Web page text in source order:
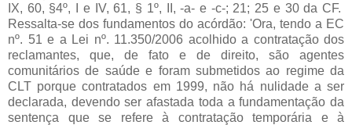
IX, 60, §4º, I e IV, 61, § 1º, II, -a- e -c-; 21; 25 e 30 da CF.
Ressalta-se dos fundamentos do acórdão: 'Ora, tendo a EC
nº. 51 e a Lei nº. 11.350/2006 acolhido a contratação dos
reclamantes, que, de fato e de direito, são agentes
comunitários de saúde e foram submetidos ao regime da
CLT porque contratados em 1999, não há nulidade a ser
declarada, devendo ser afastada toda a fundamentação da
sentença que se refere à contratação temporária e à